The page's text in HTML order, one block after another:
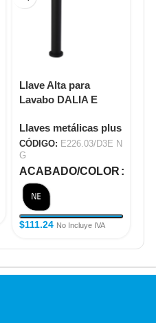
Llave Alta para
Lavabo DALIA E
Llaves metálicas plus
CÓDIGO: E226.03/D3E N
G
ACABADO/COLOR
$111.24 No Incluye IVA